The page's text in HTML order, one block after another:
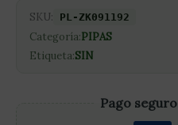
SKU: PL-ZK091192
Categoría:PIPAS
Etiqueta:SIN
Pago